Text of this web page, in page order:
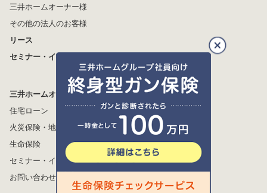
詳細はこちら
三井ホームオーナー様
その他の法人のお客様
リース
セミナー・イベント
三井ホームオーナー様
住宅ローン
火災保険・地震保険
生命保険
セミナー・イベント
お問い合わせ